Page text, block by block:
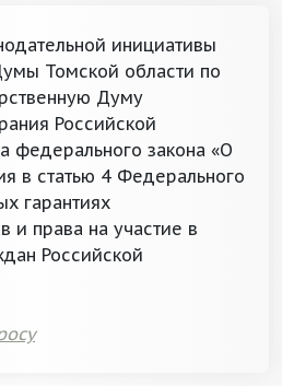
инициативы
Томской области по
Думу
Российской
федерального закона «О
в статью 4 Федерального
гарантиях
и права на участие в
Российской